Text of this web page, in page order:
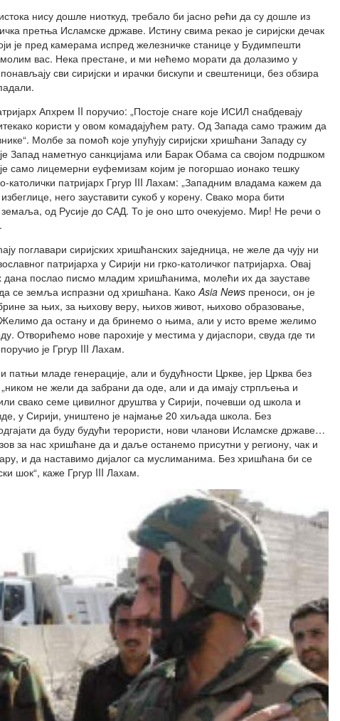
нису дошле ниоткуд, требало би јасно рећи да су дошле из
претња Исламске државе. Истину свима рекао је сиријски дечак
је пред камерама испред железничке станице у Будимпешти
молим вас. Нека престане, и ми нећемо морати да долазимо у
сви сиријски и ирачки бискупи и свештеници, без обзира
Апхрем II поручио: „Постоје снаге које ИСИЛ снабдевају
користи у овом комадајућем рату. Од Запада само тражим да
Молбе за помоћ које упућују сиријски хришћани Западу су
Запад наметнуо санкцијама или Барак Обама са својом подршком
само лицемерни еуфемизам којим је погоршао ионако тешку
католички патријарх Гргур III Лахам: „Западним владама кажем да
него зауставити сукоб у корену. Свако мора бити
од Русије до САД. То је оно што очекујемо. Мир! Не речи о
поглавари сиријских хришћанских заједница, не желе да чују ни
патријарха у Сирији ни грко-католичког патријарха. Овај
дана послао писмо младим хришћанима, молећи их да зауставе
да се земља испразни од хришћана. КакоAsia News преноси, он је
за њих, за њихову веру, њихов живот, њихово образовање,
да остану и да бринемо о њима, али у исто време желимо
Отворићемо нове парохије у местима у дијаспори, свуда где ти
је Гргур III Лахам.
патњи младе генерације, али и будућности Цркве, јер Црква без
„ником не жели да забрани да оде, али и да имају стрпљења и
свако семе цивилног друштва у Сирији, почевши од школа и
у Сирији, уништено је најмање 20 хиљада школа. Без
да буду будући терористи, нови чланови Исламске државе…
за нас хришћане да и даље останемо присутни у региону, чак и
и да наставимо дијалог са муслиманима. Без хришћана би се
шок“, каже Гргур III Лахам.